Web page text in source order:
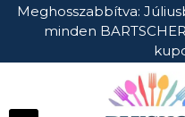
Meghosszabbítva:
minden